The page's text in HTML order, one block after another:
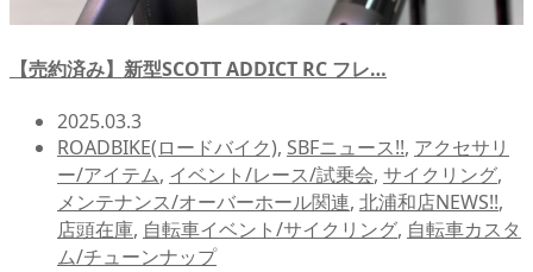
【売約済み】新型SCOTT ADDICT RC フレ…
2025.03.3
ROADBIKE(ロードバイク), SBFニュース!!, アクセサリ
ー/アイテム, イベント/レース/試乗会, サイクリング,
メンテナンス/オーバーホール関連, 北浦和店NEWS!!,
店頭在庫, 自転車イベント/サイクリング, 自転車カスタ
ム/チューンナップ